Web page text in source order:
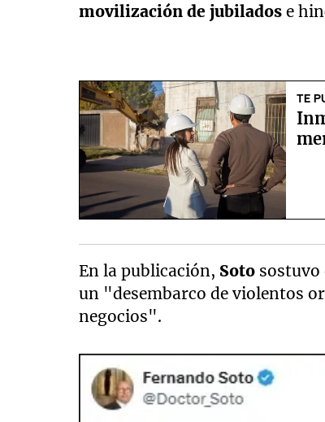
movilización de jubilados e
TE
En la publicación, Soto
un "desembarco de violentos
negocios".